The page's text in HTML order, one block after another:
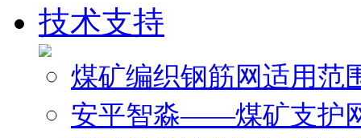
技术支持
煤矿编织钢筋网适用范
安平智淼——煤矿支护